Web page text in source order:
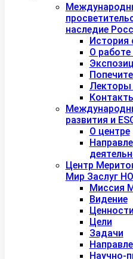
наследие
История
О
Лекторы
развития и
О центре
Центр
Мир Заслуг
Миссия
Видение
Ценности
Цели
Задачи
Научно-